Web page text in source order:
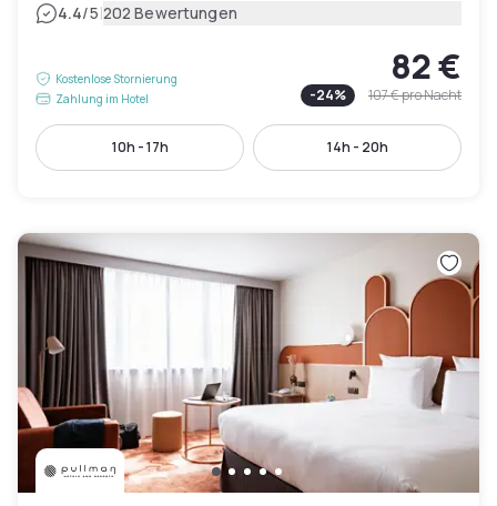
4.4/5|202 Bewertungen
Kostenlose Stornierung
Zahlung im Hotel
82 €
-24% 107 €pro Nacht
10h - 17h 14h - 20h